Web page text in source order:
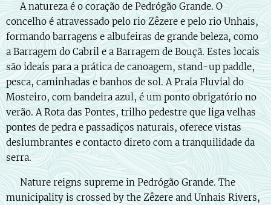
🇵🇹 A natureza é o coração de Pedrógão Grande. O
concelho é atravessado pelo rio Zêzere e pelo rio Unhais,
formando barragens e albufeiras de grande beleza, como
a Barragem do Cabril e a Barragem de Bouçã. Estes locais
são ideais para a prática de canoagem, stand-up paddle,
pesca, caminhadas e banhos de sol. A Praia Fluvial do
Mosteiro, com bandeira azul, é um ponto obrigatório no
verão. A Rota das Pontes, trilho pedestre que liga velhas
pontes de pedra e passadiços naturais, oferece vistas
deslumbrantes e contacto direto com a tranquilidade da
serra.
🇬🇧 Nature reigns supreme in Pedrógão Grande. The
municipality is crossed by the Zêzere and Unhais Rivers,